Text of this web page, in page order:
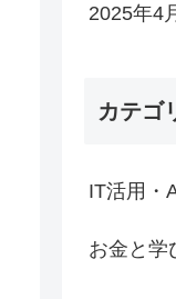
2025年4
カテゴ
IT活用・
お金と学